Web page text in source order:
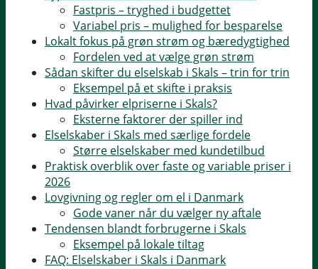
Fastpris – tryghed i budgettet
Variabel pris – mulighed for besparelse
Lokalt fokus på grøn strøm og bæredygtighed
Fordelen ved at vælge grøn strøm
Sådan skifter du elselskab i Skals – trin for trin
Eksempel på et skifte i praksis
Hvad påvirker elpriserne i Skals?
Eksterne faktorer der spiller ind
Elselskaber i Skals med særlige fordele
Større elselskaber med kundetilbud
Praktisk overblik over faste og variable priser i
2026
Lovgivning og regler om el i Danmark
Gode vaner når du vælger ny aftale
Tendensen blandt forbrugerne i Skals
Eksempel på lokale tiltag
FAQ: Elselskaber i Skals i Danmark